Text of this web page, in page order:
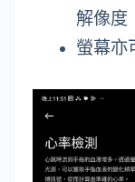
解像度
螢幕亦